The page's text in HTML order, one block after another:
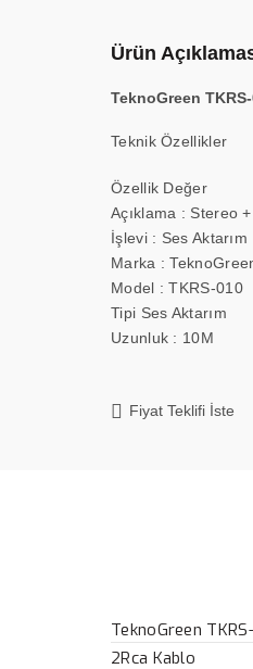
Ürün
TeknoGreen
Teknik Özellikler
Özellik Değer
Açıklama : Stereo
İşlevi : Ses Aktarım
Marka :
Model : TKRS-010
Tipi Ses Aktarım
Uzunluk : 10M
Fiyat Teklifi İste
TeknoGreen
2Rca Kablo